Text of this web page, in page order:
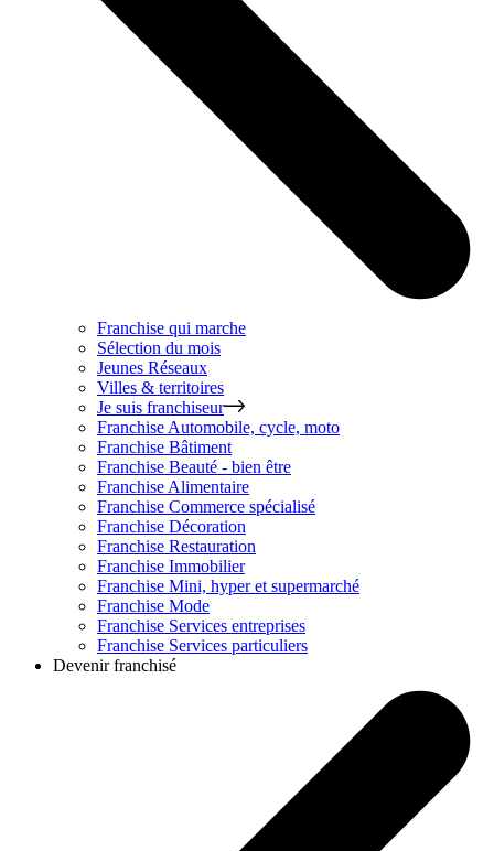
Franchise qui marche
Sélection du mois
Jeunes Réseaux
Villes & territoires
Je suis franchiseur
Franchise Automobile, cycle, moto
Franchise Bâtiment
Franchise Beauté - bien être
Franchise Alimentaire
Franchise Commerce spécialisé
Franchise Décoration
Franchise Restauration
Franchise Immobilier
Franchise Mini, hyper et supermarché
Franchise Mode
Franchise Services entreprises
Franchise Services particuliers
Devenir franchisé